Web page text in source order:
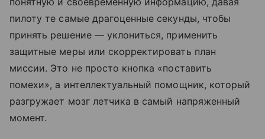
пилоту те самые драгоценные секунды, чтобы
принять решение — уклониться, применить
защитные меры или скорректировать план
миссии. Это не просто кнопка «поставить
помехи», а интеллектуальный помощник, который
разгружает мозг летчика в самый напряженный
момент.